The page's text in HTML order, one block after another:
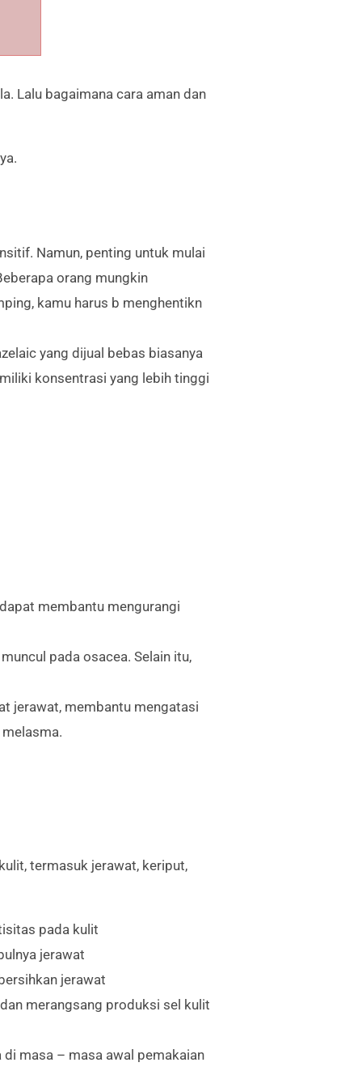
Lalu bagaimana cara aman dan
Namun, penting untuk mulai
orang mungkin
kamu harus b menghentikn
yang dijual bebas biasanya
konsentrasi yang lebih tinggi
membantu mengurangi
pada osacea. Selain itu,
jerawat, membantu mengatasi
termasuk jerawat, keriput,
pada kulit
jerawat
jerawat
merangsang produksi sel kulit
masa – masa awal pemakaian